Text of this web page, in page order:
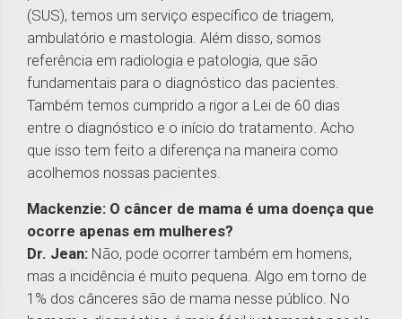
(SUS), temos um serviço específico de triagem,
ambulatório e mastologia. Além disso, somos
referência em radiologia e patologia, que são
fundamentais para o diagnóstico das pacientes.
Também temos cumprido a rigor a Lei de 60 dias
entre o diagnóstico e o início do tratamento. Acho
que isso tem feito a diferença na maneira como
acolhemos nossas pacientes.
Mackenzie: O câncer de mama é uma doença que
ocorre apenas em mulheres?
Dr. Jean: Não, pode ocorrer também em homens,
mas a incidência é muito pequena. Algo em torno de
1% dos cânceres são de mama nesse público. No